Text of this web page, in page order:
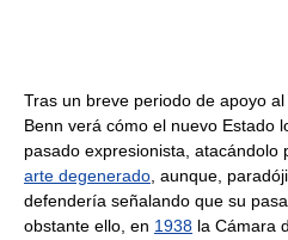
Tras un breve periodo de apoyo
Benn verá cómo el nuevo Estado
pasado expresionista,
arte degenerado , aunque,
defendería señalando que su
obstante ello, en 1938 la Cámara